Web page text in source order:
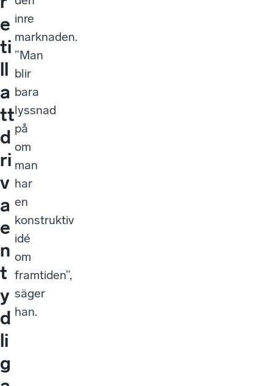
e
ti
ll
a
tt
d
ri
v
a
e
n
t
y
d
li
g
inre
marknaden.
”Man
blir
bara
lyssnad
på
om
man
har
en
konstruktiv
idé
om
framtiden”,
säger
han.